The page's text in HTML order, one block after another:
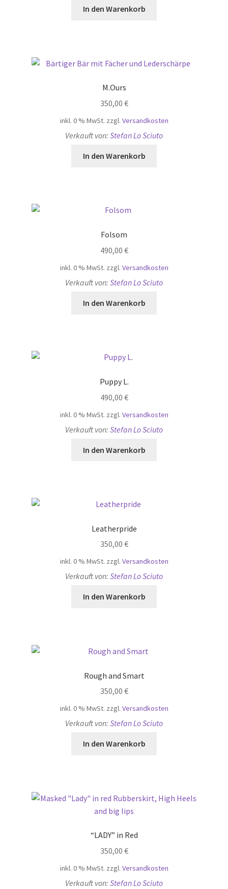
In den Warenkorb
M.Ours
350,00 €
inkl. 0 % MwSt. zzgl. Versandkosten
Verkauft von: Stefan Lo Sciuto
In den Warenkorb
Folsom
490,00 €
inkl. 0 % MwSt. zzgl. Versandkosten
Verkauft von: Stefan Lo Sciuto
In den Warenkorb
Puppy L.
490,00 €
inkl. 0 % MwSt. zzgl. Versandkosten
Verkauft von: Stefan Lo Sciuto
In den Warenkorb
Leatherpride
350,00 €
inkl. 0 % MwSt. zzgl. Versandkosten
Verkauft von: Stefan Lo Sciuto
In den Warenkorb
Rough and Smart
350,00 €
inkl. 0 % MwSt. zzgl. Versandkosten
Verkauft von: Stefan Lo Sciuto
In den Warenkorb
“LADY” in Red
350,00 €
inkl. 0 % MwSt. zzgl. Versandkosten
Verkauft von: Stefan Lo Sciuto